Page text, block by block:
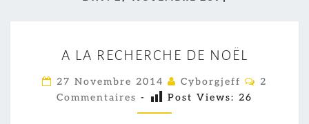
L
A
R
E
A LA RECHERCHE DE NOËL
27 Novembre 2014 Cyborgjeff
C
2
Commentaires - Post Views: 26